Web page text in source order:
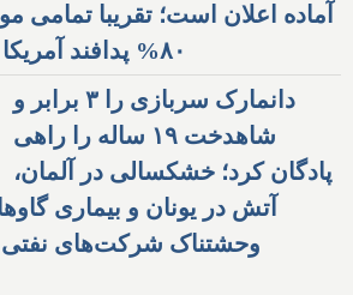
آماده اعلان است؛ تقریبا تمامی
۸۰% پدافند آمریکا صرف ایران شده
دانمارک سربازی را ۳ برابر و
شاهدخت ۱۹ ساله را راهی
پادگان کرد؛ خشکسالی در آلمان،
آتش در یونان و بیماری
وحشتناک شرکت‌های نفتی